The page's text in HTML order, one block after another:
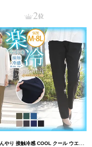
クール ウエストゴム 楽ちん ストレッチ 美脚 レギパン 【ストレッチ】 | 大きいサイズの通販ならハッピーマリリン